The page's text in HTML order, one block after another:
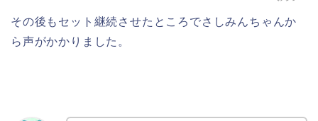
その後もセット継続させたところでさしみんちゃんか
ら声がかかりました。